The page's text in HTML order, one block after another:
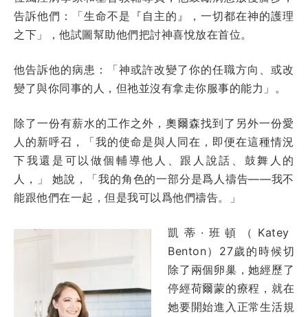
告訴他們：「生命不是『自主的』，一切都在神的護理
之下」，他試圖幫助他們把討神喜悅放在首位。
他告訴他的病患：「神或許改變了你的任職方向、或改
變了與你同事的人，但祂並沒有拿走你服事的能力」。
除了一份有薪水的工作之外，奧爾森找到了另外一份愛
人的新呼召，「我的使命是與人同在，即便在這種情況
下我還是可以做個輔導他人、跟人說話、鼓舞人的
人，」 她說，「我的角色的一部分是爲人禱告——我不
能跟他們在一起，但是我可以爲他們禱告。」
凱蒂·班頓（Katey
Benton）27歲的時候切
除了兩個卵巢，她經歷了
停經荷爾蒙的療程，就在
她要開始進入正常生活規